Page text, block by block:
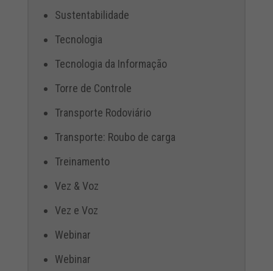
Sustentabilidade
Tecnologia
Tecnologia da Informação
Torre de Controle
Transporte Rodoviário
Transporte: Roubo de carga
Treinamento
Vez & Voz
Vez e Voz
Webinar
Webinar